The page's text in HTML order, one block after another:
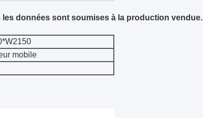
données sont soumises à la production vendue.
mobile